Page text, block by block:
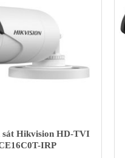
sát Hikvision HD-TVI
IRP